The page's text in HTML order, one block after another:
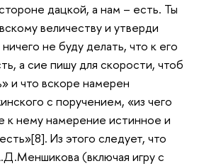
дацкой, а нам – есть. Ты
величеству и утверди
не буду делать, что к его
а сие пишу для скорости, чтоб
и что вскоре намерен
с поручением, «из чего
к нему намерение истинное и
Из этого следует, что
(включая игру с